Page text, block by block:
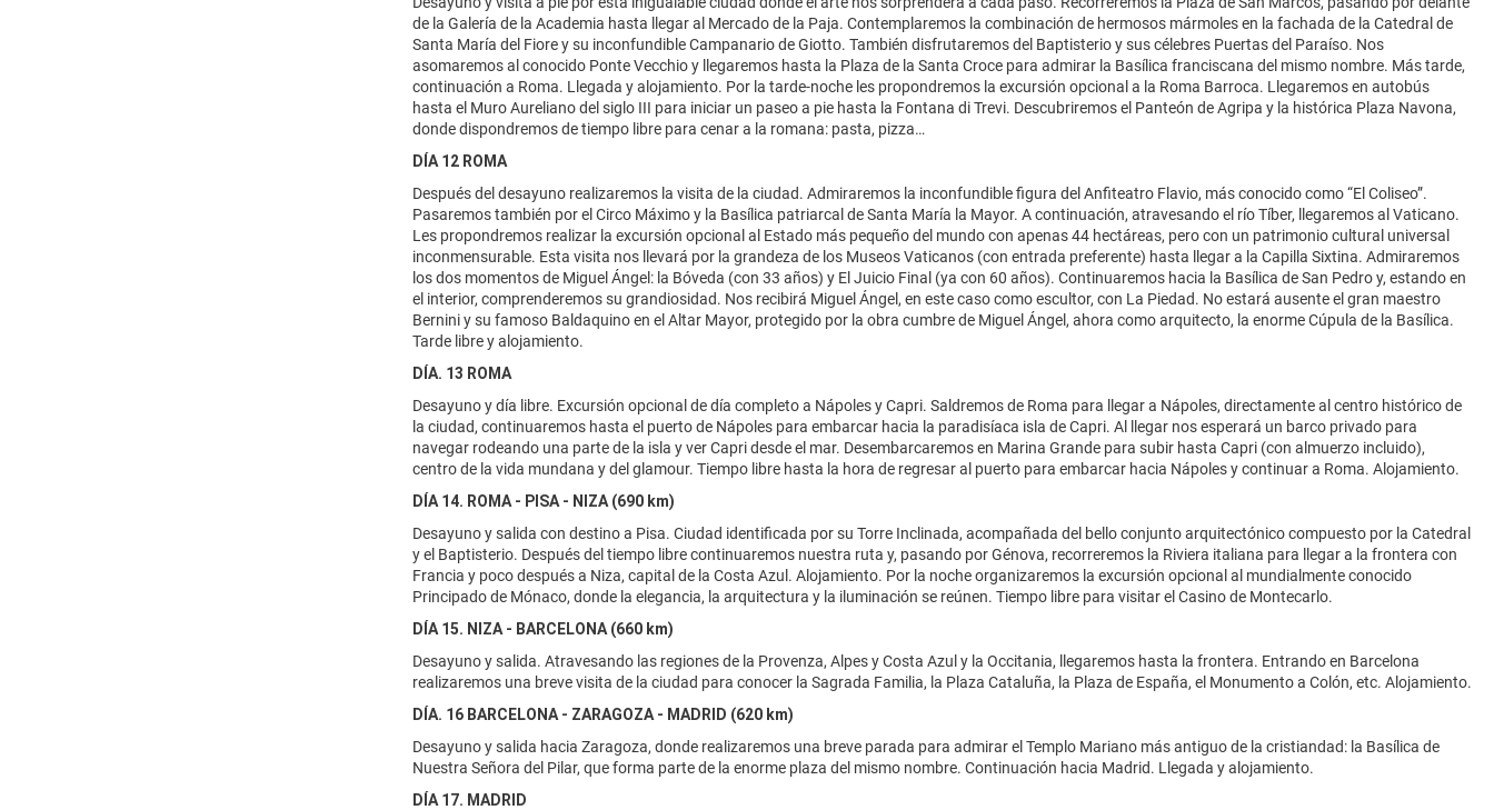
de la Galería de la Academia hasta llegar al Mercado de la Paja. Contemplaremos la combinación de hermosos mármoles en la fachada de la Catedral de
Santa María del Fiore y su inconfundible Campanario de Giotto. También disfrutaremos del Baptisterio y sus célebres Puertas del Paraíso. Nos
asomaremos al conocido Ponte Vecchio y llegaremos hasta la Plaza de la Santa Croce para admirar la Basílica franciscana del mismo nombre. Más tarde,
continuación a Roma. Llegada y alojamiento. Por la tarde-noche les propondremos la excursión opcional a la Roma Barroca. Llegaremos en autobús
hasta el Muro Aureliano del siglo III para iniciar un paseo a pie hasta la Fontana di Trevi. Descubriremos el Panteón de Agripa y la histórica Plaza Navona,
donde dispondremos de tiempo libre para cenar a la romana: pasta, pizza…
DÍA 12 ROMA
Después del desayuno realizaremos la visita de la ciudad. Admiraremos la inconfundible figura del Anfiteatro Flavio, más conocido como “El Coliseo”.
Pasaremos también por el Circo Máximo y la Basílica patriarcal de Santa María la Mayor. A continuación, atravesando el río Tíber, llegaremos al Vaticano.
Les propondremos realizar la excursión opcional al Estado más pequeño del mundo con apenas 44 hectáreas, pero con un patrimonio cultural universal
inconmensurable. Esta visita nos llevará por la grandeza de los Museos Vaticanos (con entrada preferente) hasta llegar a la Capilla Sixtina. Admiraremos
los dos momentos de Miguel Ángel: la Bóveda (con 33 años) y El Juicio Final (ya con 60 años). Continuaremos hacia la Basílica de San Pedro y, estando en
el interior, comprenderemos su grandiosidad. Nos recibirá Miguel Ángel, en este caso como escultor, con La Piedad. No estará ausente el gran maestro
Bernini y su famoso Baldaquino en el Altar Mayor, protegido por la obra cumbre de Miguel Ángel, ahora como arquitecto, la enorme Cúpula de la Basílica.
Tarde libre y alojamiento.
DÍA. 13 ROMA
Desayuno y día libre. Excursión opcional de día completo a Nápoles y Capri. Saldremos de Roma para llegar a Nápoles, directamente al centro histórico de
la ciudad, continuaremos hasta el puerto de Nápoles para embarcar hacia la paradisíaca isla de Capri. Al llegar nos esperará un barco privado para
navegar rodeando una parte de la isla y ver Capri desde el mar. Desembarcaremos en Marina Grande para subir hasta Capri (con almuerzo incluido),
centro de la vida mundana y del glamour. Tiempo libre hasta la hora de regresar al puerto para embarcar hacia Nápoles y continuar a Roma. Alojamiento.
DÍA 14. ROMA - PISA - NIZA (690 km)
Desayuno y salida con destino a Pisa. Ciudad identificada por su Torre Inclinada, acompañada del bello conjunto arquitectónico compuesto por la Catedral
y el Baptisterio. Después del tiempo libre continuaremos nuestra ruta y, pasando por Génova, recorreremos la Riviera italiana para llegar a la frontera con
Francia y poco después a Niza, capital de la Costa Azul. Alojamiento. Por la noche organizaremos la excursión opcional al mundialmente conocido
Principado de Mónaco, donde la elegancia, la arquitectura y la iluminación se reúnen. Tiempo libre para visitar el Casino de Montecarlo.
DÍA 15. NIZA - BARCELONA (660 km)
Desayuno y salida. Atravesando las regiones de la Provenza, Alpes y Costa Azul y la Occitania, llegaremos hasta la frontera. Entrando en Barcelona
realizaremos una breve visita de la ciudad para conocer la Sagrada Familia, la Plaza Cataluña, la Plaza de España, el Monumento a Colón, etc. Alojamiento.
DÍA. 16 BARCELONA - ZARAGOZA - MADRID (620 km)
Desayuno y salida hacia Zaragoza, donde realizaremos una breve parada para admirar el Templo Mariano más antiguo de la cristiandad: la Basílica de
Nuestra Señora del Pilar, que forma parte de la enorme plaza del mismo nombre. Continuación hacia Madrid. Llegada y alojamiento.
DÍA 17. MADRID